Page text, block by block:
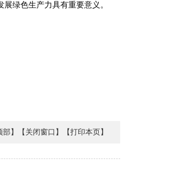
绿色生产力具有重要意义。
部】 【关闭窗口】 【打印本页】